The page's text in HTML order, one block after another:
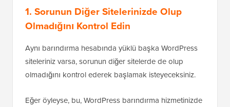
1. Sorunun Diğer Sitelerinizde Olup
Olmadığını Kontrol Edin
Aynı barındırma hesabında yüklü başka WordPress
siteleriniz varsa, sorunun diğer sitelerde de olup
olmadığını kontrol ederek başlamak isteyeceksiniz.
Eğer öyleyse, bu, WordPress barındırma hizmetinizde